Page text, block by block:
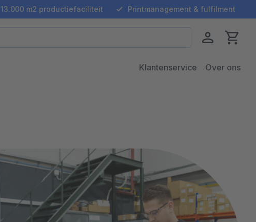
13.000 m2 productiefaciliteit Printmanagement & fulfilment
Klantenservice Over ons